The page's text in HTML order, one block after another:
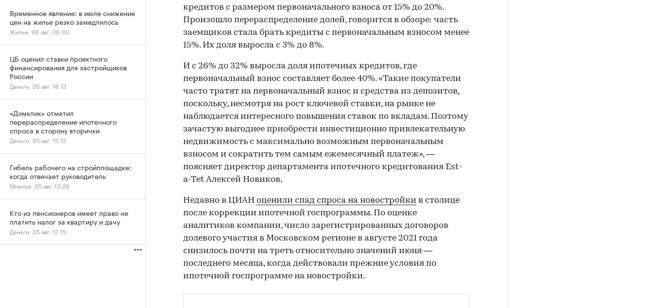
кредитов с размером первоначального взноса от 15% до 20%.
Произошло перераспределение долей, говорится в обзоре: часть
заемщиков стала брать кредиты с первоначальным взносом менее
15%. Их доля выросла с 3% до 8%.
И с 26% до 32% выросла доля ипотечных кредитов, где
первоначальный взнос составляет более 40%. «Такие покупатели
часто тратят на первоначальный взнос и средства из депозитов,
поскольку, несмотря на рост ключевой ставки, на рынке не
наблюдается интересного повышения ставок по вкладам. Поэтому
зачастую выгоднее приобрести инвестиционно привлекательную
недвижимость с максимально возможным первоначальным
взносом и сократить тем самым ежемесячный платеж», —
поясняет директор департамента ипотечного кредитования Est-
a-Tet Алексей Новиков.
Недавно в ЦИАН оценили спад спроса на новостройки в столице
после коррекции ипотечной госпрограммы. По оценке
аналитиков компании, число зарегистрированных договоров
долевого участия в Московском регионе в августе 2021 года
снизилось почти на треть относительно значений июня —
последнего месяца, когда действовали прежние условия по
ипотечной госпрограмме на новостройки.
Временное явление: в июле снижение
цен на жилье резко замедлилось
Жилье, 06 авг, 06:00
ЦБ оценил ставки проектного
финансирования для застройщиков
России
Деньги, 05 авг, 18:13
«Домклик» отметил
перераспределение ипотечного
спроса в сторону вторички
Деньги, 05 авг, 15:13
Гибель рабочего на стройплощадке:
когда отвечает руководитель
Мнения, 05 авг, 13:29
Кто из пенсионеров имеет право не
платить налог за квартиру и дачу
Деньги, 05 авг, 12:15